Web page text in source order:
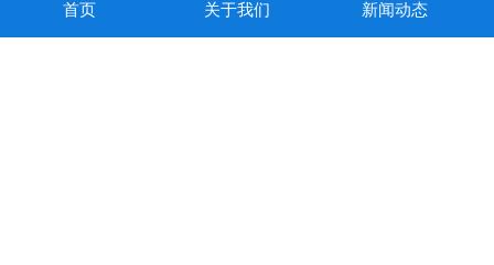
首页 关于我们 新闻动态